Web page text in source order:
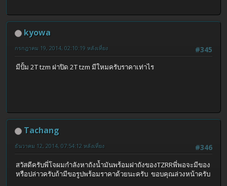
kyowa
#345
กรกฎาคม 19, 2014, 02:10:19 หลังเที่ยง
มีปั้ม 2T tzm ฝาปิด 2T tzm มีใหมครับราคาเท่าไร
Tachang
#346
ธันวาคม 12, 2014, 07:54:12 หลังเที่ยง
สวัสดีครับพี่โจผมกำลังหาถังน้ำมันพร้อมฝาถังของTZRRพี่พอจะมีของ
หรือปล่าวครับถ้ามีขอรูปพร้อมราคาด้วยนะครับ ขอบคุณล่วงหน้าครับ